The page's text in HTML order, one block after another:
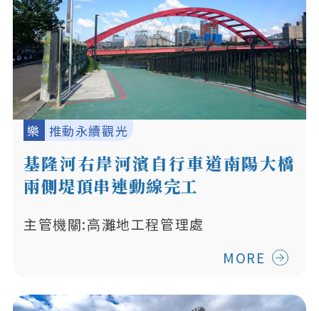
樂 推動永續觀光
基隆河右岸河濱自行車道南陽大橋
兩側堤頂串連動線完工
主管機關:高灘地工程管理處
MORE